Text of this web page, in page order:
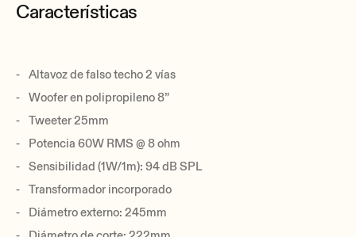
Características
Altavoz de falso techo 2 vías
Woofer en polipropileno 8”
Tweeter 25mm
Potencia 60W RMS @ 8 ohm
Sensibilidad (1W/1m): 94 dB SPL
Transformador incorporado
Diámetro externo: 245mm